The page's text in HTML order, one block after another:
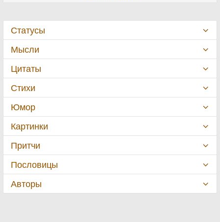
Статусы
Мысли
Цитаты
Стихи
Юмор
Картинки
Притчи
Пословицы
Авторы